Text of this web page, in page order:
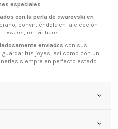
especiales
con la perla de swarovski en
convirtiéndola en la elección
frescos, románticos.
enviados con sus
tus joyas, así como con un
siempre en perfecto estado.